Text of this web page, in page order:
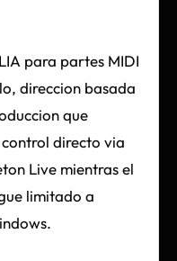
para partes MIDI
direccion basada
que
directo via
Live mientras el
limitado a